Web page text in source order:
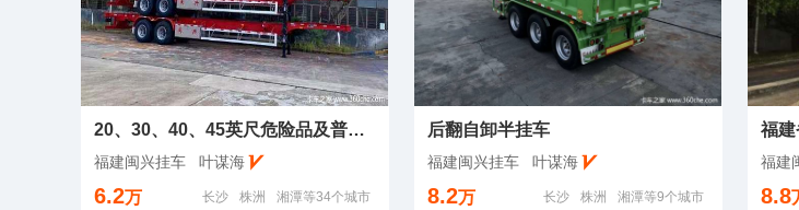
20、30、40、45英尺危险品及普货集装箱骨架
福建闽兴挂车 叶谋海
6.2万 长沙 株洲 湘潭等34个城市
后翻自卸半挂车
福建闽兴挂车 叶谋海
8.2万 长沙 株洲 湘潭等9个城市
福
福建
8.8